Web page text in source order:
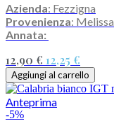
Azienda: Fezzigna
Provenienza: Melissa
Annata:
12,90 € 12,25 €
Aggiungi al carrello
Anteprima
-5%